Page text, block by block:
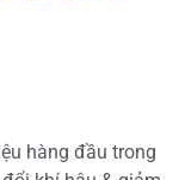
hàng đầu trong